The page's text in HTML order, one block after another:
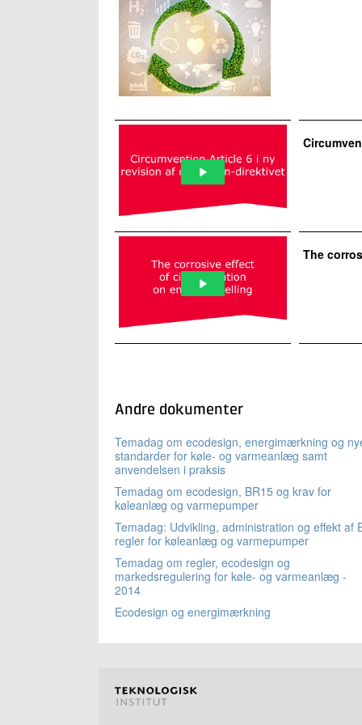
The
Andre dokumenter
Temadag om ecodesign, energimærkning og
standarder for køle- og varmeanlæg samt
anvendelsen i praksis
Temadag om ecodesign, BR15 og krav for
køleanlæg og varmepumper
Temadag: Udvikling, administration og effekt af
regler for køleanlæg og varmepumper
Temadag om regler, ecodesign og
markedsregulering for køle- og varmeanlæg -
2014
Ecodesign og energimærkning